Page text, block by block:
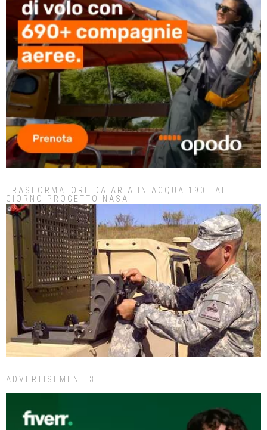
TRASFORMATORE DA ARIA IN ACQUA 190L AL
GIORNO PROGETTO NASA
ADVERTISEMENT 3